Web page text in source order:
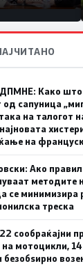
Македонија
на
Како што
од сапуница
на талогот
на
Ако
методите
се минимизира
треска
сообраќајни
на мотоцикли,
безобѕирно